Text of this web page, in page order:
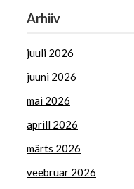
Arhiiv
juuli 2026
juuni 2026
mai 2026
aprill 2026
märts 2026
veebruar 2026